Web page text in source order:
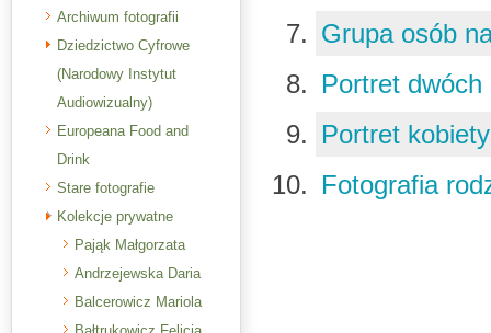
Archiwum fotografii
Dziedzictwo Cyfrowe
(Narodowy Instytut
Audiowizualny)
Europeana Food and
Drink
Stare fotografie
Kolekcje prywatne
Pająk Małgorzata
Andrzejewska Daria
Balcerowicz Mariola
Grupa osób
Portret
Portret
Fotografia